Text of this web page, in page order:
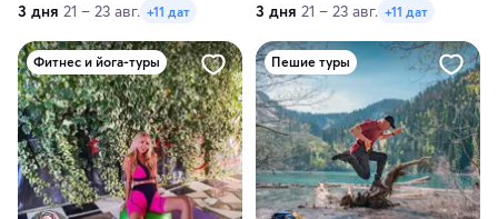
3 дня 21 – 23 авг. +11 дат 3 дня 21 – 23 авг. +11 дат
Фитнес и йога-туры Пешие туры